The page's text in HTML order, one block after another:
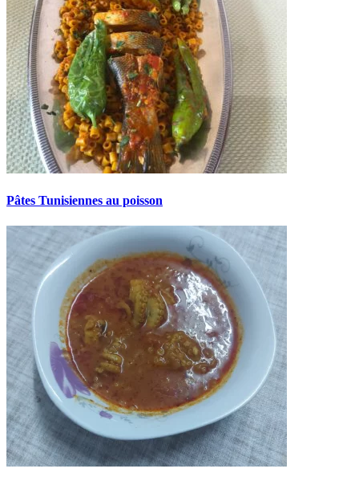
Pâtes Tunisiennes au poisson